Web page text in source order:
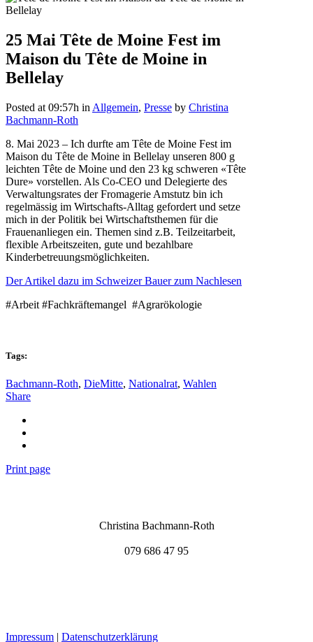
25 Mai Tête de Moine Fest im
Maison du Tête de Moine in
Bellelay
Posted at 09:57h in Allgemein, Presse by Christina
Bachmann-Roth
8. Mai 2023 – Ich durfte am Tête de Moine Fest im
Maison du Tête de Moine in Bellelay unseren 800 g
leichten Tête de Moine und den 23 kg schweren «Tête
Dure» vorstellen. Als Co-CEO und Delegierte des
Verwaltungsrates der Fromagerie Amstutz bin ich
regelmässig im Wirtschafts-Alltag gefordert und setze
mich in der Politik bei Wirtschaftsthemen für die
Frauenanliegen ein. Themen sind z.B. Teilzeitarbeit,
flexible Arbeitszeiten, gute und bezahlbare
Kinderbetreuungsmöglichkeiten.
Der Artikel dazu im Schweizer Bauer zum Nachlesen
#Arbeit #Fachkräftemangel #Agrarökologie
Tags:
Bachmann-Roth, DieMitte, Nationalrat, Wahlen
Share
Print page
Christina Bachmann-Roth
079 686 47 95
Impressum | Datenschutzerklärung